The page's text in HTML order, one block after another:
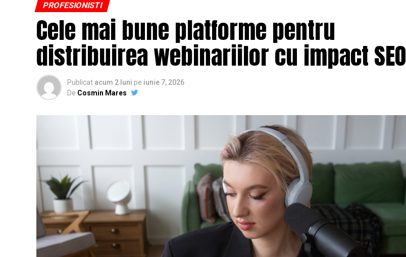
PROFESIONISTI
Cele mai bune platforme pentru
distribuirea webinariilor cu impact SEO
Publicat acum 2 luni pe iunie 7, 2026
De Cosmin Mares